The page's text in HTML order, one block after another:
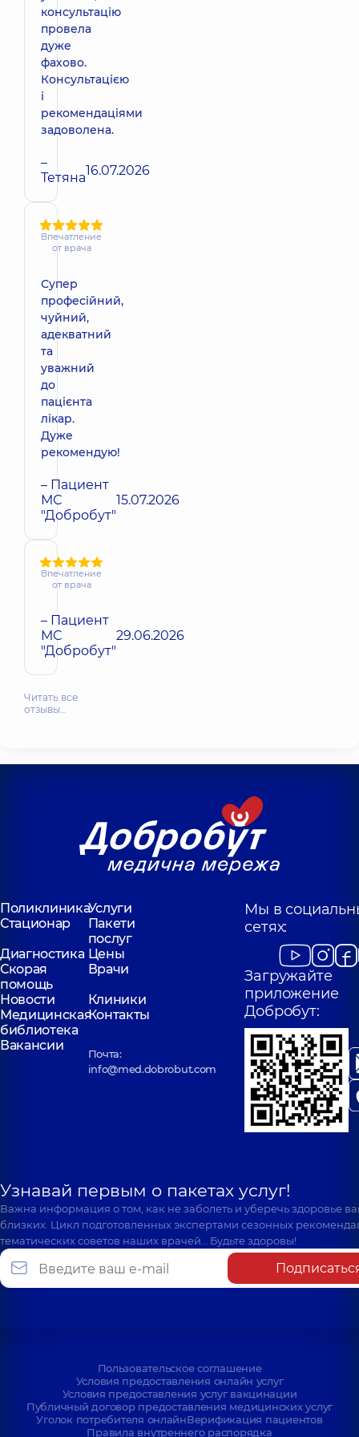
консультацію
провела
дуже
фахово.
Консультацією
і
рекомендаціями
задоволена.
–
Тетяна16.07.2026
Впечатление
от врача
Супер
професійний,
чуйний,
адекватний
та
уважний
до
пацієнта
лікар.
Дуже
рекомендую!
– Пациент
МС
"Добробут"
15.07.2026
Впечатление
от врача
– Пациент
МС
"Добробут"
29.06.2026
Читать все
отзывы…
ПоликлиникаУслуги
Стационар
Пакети
послуг
Диагностика Цены
Скорая
помощь
Врачи
Новости
Клиники
Медицинская
библиотека
Контакты
Вакансии
Почта:
info@med.dobrobut.com
Мы в
сетях:
Загружайте
приложение
Добробут:
Узнавай первым о пакетах услуг!
Важна информация о том, как не заболеть и уберечь здоровье
близких. Цикл подготовленных экспертами сезонных
тематических советов наших врачей… Будьте здоровы!
Пользовательское соглашение
Условия предоставления онлайн услуг
Условия предоставления услуг вакцинации
Публичный договор предоставления медицинских услуг
Уголок потребителя онлайнВерификация пациентов
Правила внутреннего распорядка